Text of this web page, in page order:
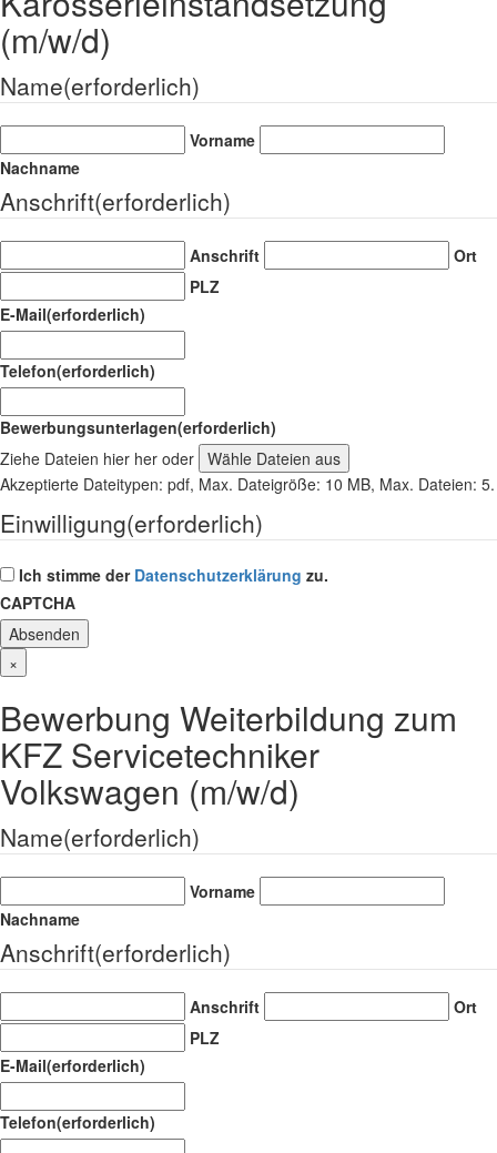
(m/w/d)
Name(erforderlich)
Vorname
Nachname
Anschrift(erforderlich)
Anschrift
Ort
PLZ
E-Mail(erforderlich)
Telefon(erforderlich)
Bewerbungsunterlagen(erforderlich)
Ziehe Dateien hier her oder Wähle Dateien aus
Akzeptierte Dateitypen: pdf, Max. Dateigröße: 10 MB, Max. Dateien: 5.
Einwilligung(erforderlich)
Ich stimme der Datenschutzerklärung zu.
CAPTCHA
×
Bewerbung Weiterbildung zum
KFZ Servicetechniker
Volkswagen (m/w/d)
Name(erforderlich)
Vorname
Nachname
Anschrift(erforderlich)
Anschrift
Ort
PLZ
E-Mail(erforderlich)
Telefon(erforderlich)